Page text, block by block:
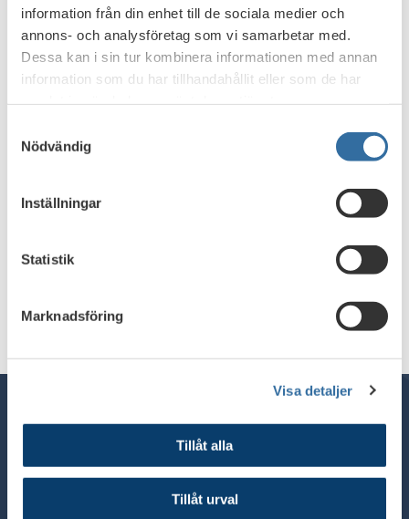
information från din enhet till de sociala medier och
annons- och analysföretag som vi samarbetar med.
Dessa kan i sin tur kombinera informationen med annan
information som du har tillhandahållit eller som de har
Nödvändig
Inställningar
Statistik
Marknadsföring
Visa detaljer
Tillåt alla
Tillåt urval
Publicerat den11 november 2022
Telefon växel: 08 - 453 44 00
info@financesweden.se